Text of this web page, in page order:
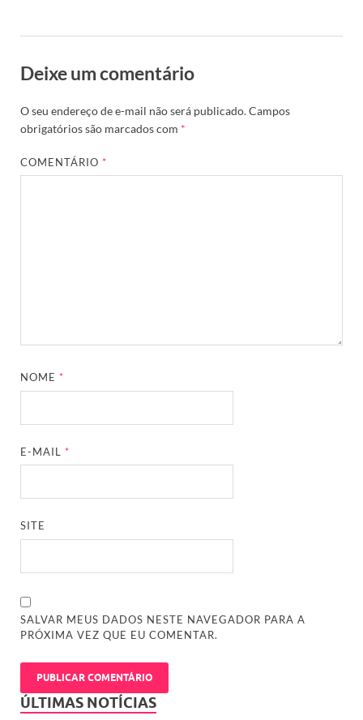
Deixe um comentário
O seu endereço de e-mail não será publicado.Campos
obrigatórios são marcados com *
COMENTÁRIO*
NOME*
E-MAIL*
SITE
SALVAR MEUS DADOS NESTE NAVEGADOR PARA A
PRÓXIMA VEZ QUE EU COMENTAR.
ÚLTIMAS NOTÍCIAS